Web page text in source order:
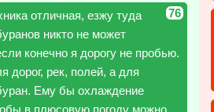
76
отличная, езжу туда
никто не может
конечно я дорогу не пробью.
дорог, рек, полей, а для
Ему бы охлаждение
в плюсовую погоду можно